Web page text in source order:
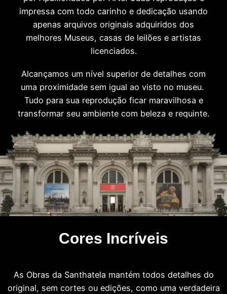
impressa com todo carinho e dedicação usando
apenas arquivos originais adquiridos dos
melhores Museus, casas de leilões e artistas
licenciados.
Alcançamos um nível superior de detalhes com
uma proximidade sem igual ao visto no museu.
Tudo para sua reprodução ficar maravilhosa e
transformar seu ambiente com beleza e requinte.
Cores Incríveis
As Obras da Santhatela mantém todos detalhes do
original, sem cortes ou edições, como uma verdadeira